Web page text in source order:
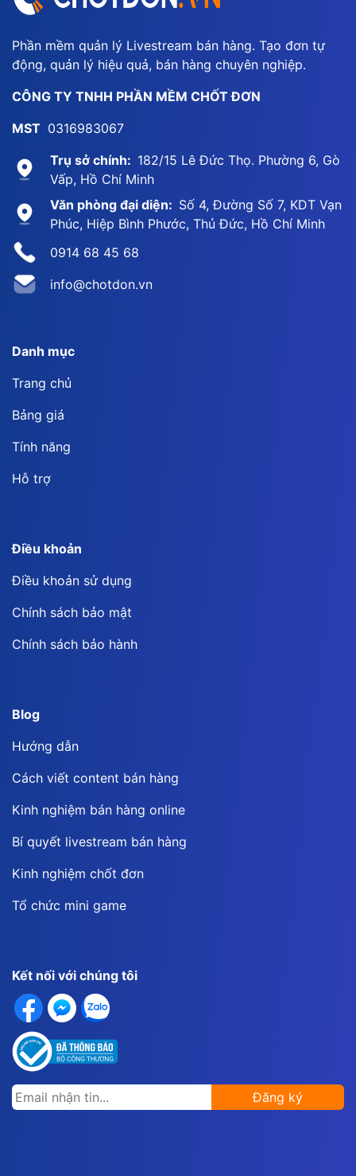
Phần mềm quản lý Livestream bán hàng. Tạo đơn tự
động, quản lý hiệu quả, bán hàng chuyên nghiệp.
CÔNG TY TNHH PHẦN MỀM CHỐT ĐƠN
MST 0316983067
Trụ sở chính: 182/15 Lê Đức Thọ. Phường 6, Gò
Vấp, Hồ Chí Minh
Văn phòng đại diện: Số 4, Đường Số 7, KDT Vạn
Phúc, Hiệp Bình Phước, Thủ Đức, Hồ Chí Minh
0914 68 45 68
info@chotdon.vn
Danh mục
Trang chủ
Bảng giá
Tính năng
Hỗ trợ
Điều khoản
Điều khoản sử dụng
Chính sách bảo mật
Chính sách bảo hành
Blog
Hướng dẫn
Cách viết content bán hàng
Kinh nghiệm bán hàng online
Bí quyết livestream bán hàng
Kinh nghiệm chốt đơn
Tổ chức mini game
Kết nối với chúng tôi
Đăng ký